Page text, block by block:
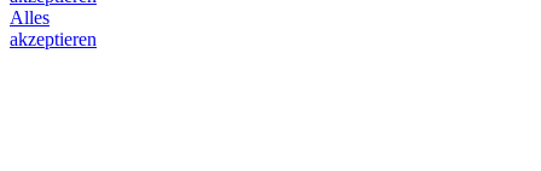
Alles
akzeptieren